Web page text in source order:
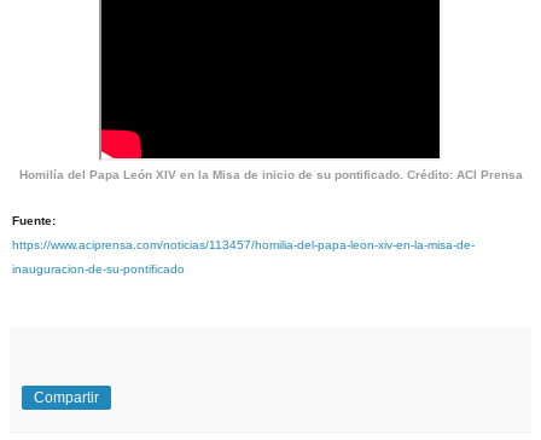
Homilía del Papa León XIV en la Misa de inicio de su pontificado. Crédito: ACI Prensa
Fuente:
https://www.aciprensa.com/noticias/113457/homilia-del-papa-leon-xiv-en-la-misa-de-
inauguracion-de-su-pontificado
Compartir